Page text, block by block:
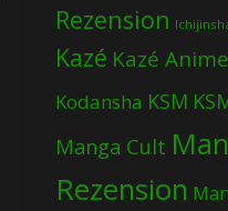
Rezension
Kazé Kazé Anime
Kodansha KSM
Manga Cult
Rezension